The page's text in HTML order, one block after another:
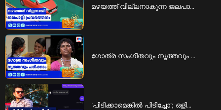
മഴയത്ത് വില്ലനാകുന്ന ജലപാളി പ്രവര്‍ത്തനം; അപകടത്തില്‍ പെടാതിരിക്കാന്‍ എന്ത് ചെയ്യാം | Rain accidents
ഗോത്ര സംഗീതവും നൃത്തവും പഠിക്കാം; ‘കിര്‍ത്താഡ്സ് ’ ഒരുക്കുന്ന പരിശീലനം | KIRTADS
'പിടിക്കാമെങ്കിൽ പിടിച്ചോ'; ഒളിവിലിരുന്ന് പൊലീസിനെ വെല്ലുവിളിച്ച് അർജുൻ ആയങ്കി | Arjun ayanki